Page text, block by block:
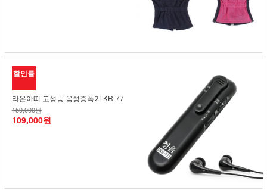
할인률
라온아띠 고성능 음성증폭기 KR-77
159,000원
109,000원